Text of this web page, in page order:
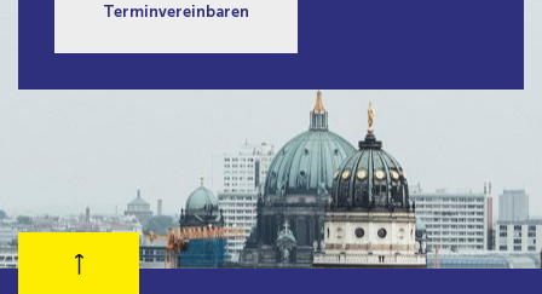
Terminvereinbaren